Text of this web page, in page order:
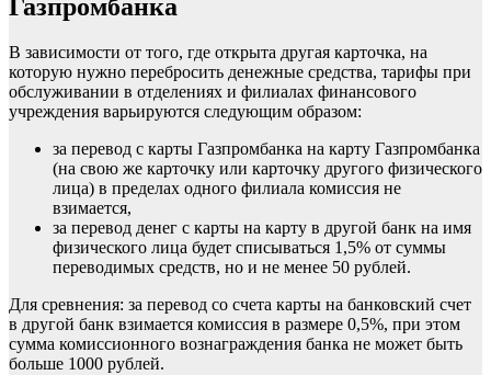
Газпромбанка
В зависимости от того, где открыта другая карточка, на
которую нужно перебросить денежные средства, тарифы при
обслуживании в отделениях и филиалах финансового
учреждения варьируются следующим образом:
за перевод с карты Газпромбанка на карту Газпромбанка
(на свою же карточку или карточку другого физического
лица) в пределах одного филиала комиссия не
взимается,
за перевод денег с карты на карту в другой банк на имя
физического лица будет списываться 1,5% от суммы
переводимых средств, но и не менее 50 рублей.
Для сревнения: за перевод со счета карты на банковский счет
в другой банк взимается комиссия в размере 0,5%, при этом
сумма комиссионного вознаграждения банка не может быть
больше 1000 рублей.